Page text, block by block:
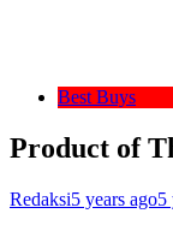
Best Buys
Product of
Redaksi5 years ago5